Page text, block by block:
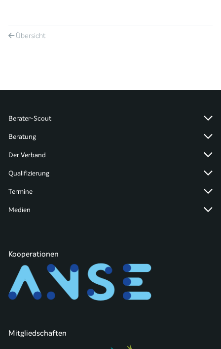
Übersicht
Berater-Scout
Beratung
Der Verband
Qualifizierung
Termine
Medien
Kooperationen
Mitgliedschaften